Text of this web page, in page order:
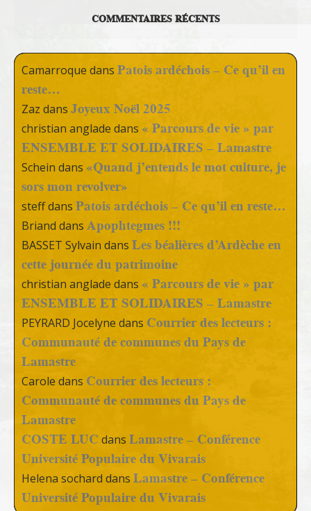
COMMENTAIRES RÉCENTS
Camarroque dans Patois ardéchois – Ce qu’il en
reste…
Zaz dans Joyeux Noël 2025
christian anglade dans « Parcours de vie » par
ENSEMBLE ET SOLIDAIRES – Lamastre
Schein dans «Quand j’entends le mot culture, je
sors mon revolver»
steffdans Patois ardéchois – Ce qu’il en reste…
Briand dans Apophtegmes !!!
BASSET Sylvain dans Les béalières d’Ardèche en
cette journée du patrimoine
christian anglade dans « Parcours de vie » par
ENSEMBLE ET SOLIDAIRES – Lamastre
PEYRARD Jocelyne dans Courrier des lecteurs :
Communauté de communes du Pays de
Lamastre
Carole dans Courrier des lecteurs :
Communauté de communes du Pays de
Lamastre
COSTE LUC dans Lamastre – Conférence
Université Populaire du Vivarais
Helena sochard dans Lamastre – Conférence
Université Populaire du Vivarais